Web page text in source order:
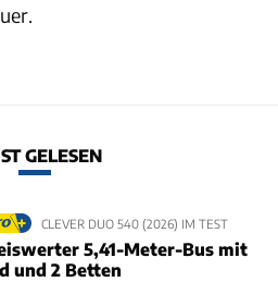
GELESEN
CLEVER DUO 540 (2026) IM TEST
5,41-Meter-Bus mit
und 2 Betten